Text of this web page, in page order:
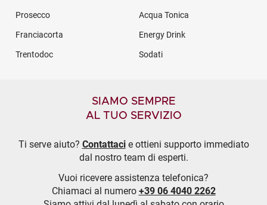
Prosecco Acqua Tonica
Franciacorta Energy Drink
Trentodoc Sodati
SIAMO SEMPRE
AL TUO SERVIZIO
Ti serve aiuto? Contattacie ottieni supporto immediato
dal nostro team di esperti.
Vuoi ricevere assistenza telefonica?
Chiamaci al numero +39 06 4040 2262